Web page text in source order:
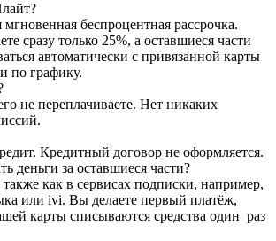
мгновенная беспроцентная рассрочка.
сразу только 25%, а оставшиеся части
автоматически с привязанной карты
по графику.
не переплачиваете. Нет никаких
Кредитный договор не оформляется.
деньги за оставшиеся части?
также как в сервисах подписки, например,
или ivi. Вы делаете первый платёж,
карты списываются средства один раз